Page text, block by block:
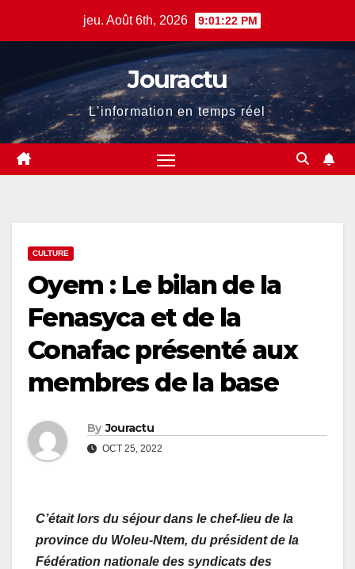
jeu. Août 6th, 2026 9:01:23 PM
Jouractu
L'information en temps réel
CULTURE
Oyem : Le bilan de la
Fenasyca et de la
Conafac présenté aux
membres de la base
By Jouractu
OCT 25, 2022
C’était lors du séjour dans le chef-lieu de la
province du Woleu-Ntem, du président de la
Fédération nationale des syndicats des